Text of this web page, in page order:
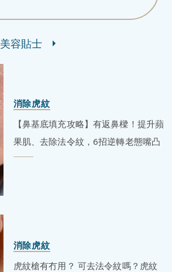
美容貼士
消除虎紋
【鼻基底填充攻略】有返鼻樑！提升蘋
果肌、去除法令紋，6招逆轉老態嘴凸
消除虎紋
虎紋槍有冇用？ 可去法令紋嗎？虎紋